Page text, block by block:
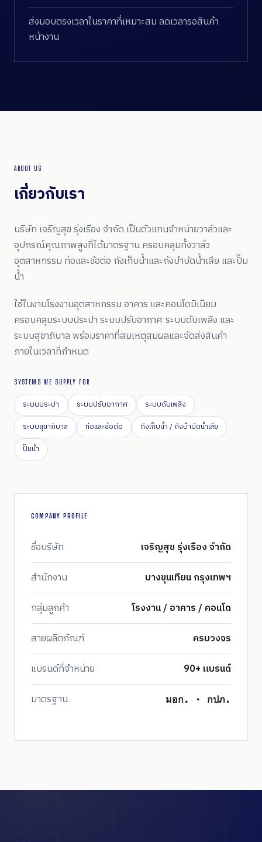
ส่งมอบตรงเวลาในราคาที่เหมาะสม ลดเวลารอสินค้า
หน้างาน
ABOUT US
เกี่ยวกับเรา
บริษัท เจริญสุข รุ่งเรือง จำกัด เป็นตัวแทนจำหน่ายวาล์วและ
อุปกรณ์คุณภาพสูงที่ได้มาตรฐาน ครอบคลุมทั้งวาล์ว
อุตสาหกรรม ท่อและข้อต่อ ถังเก็บน้ำและถังบำบัดน้ำเสีย และปั๊ม
น้ำ
ใช้ในงานโรงงานอุตสาหกรรม อาคาร และคอนโดมิเนียม
ครอบคลุมระบบประปา ระบบปรับอากาศ ระบบดับเพลิง และ
ระบบสุขาภิบาล พร้อมราคาที่สมเหตุสมผลและจัดส่งสินค้า
ภายในเวลาที่กำหนด
SYSTEMS WE SUPPLY FOR
ระบบประปา ระบบปรับอากาศ
ระบบดับเพลิง
ระบบสุขาภิบาล
ท่อและข้อต่อ
ถังเก็บน้ำ / ถังบำบัดน้ำเสีย
ปั๊มน้ำ
COMPANY PROFILE
ชื่อบริษัท
เจริญสุข รุ่งเรือง จำกัด
สำนักงาน
บางขุนเทียน กรุงเทพฯ
กลุ่มลูกค้า
โรงงาน / อาคาร / คอนโด
สายผลิตภัณฑ์
ครบวงจร
แบรนด์ที่จำหน่าย
90+ แบรนด์
มาตรฐาน
มอก. · กปภ.